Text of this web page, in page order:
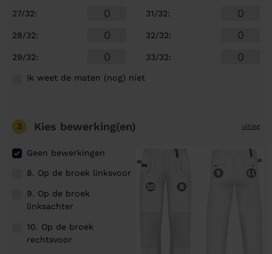
27/32:
28/32:
29/32:
31/32:
32/32:
33/32:
Ik weet de maten (nog) niet
3 Kies bewerking(en) uitleg
Geen bewerkingen
8. Op de broek linksvoor
9. Op de broek
linksachter
10. Op de broek
rechtsvoor